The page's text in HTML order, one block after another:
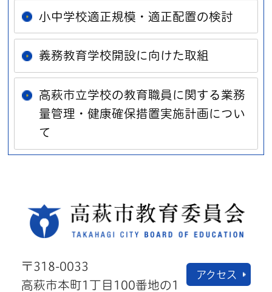
小中学校適正規模・適正配置の検討
義務教育学校開設に向けた取組
高萩市立学校の教育職員に関する業務
量管理・健康確保措置実施計画につい
て
〒318-0033
高萩市本町1丁目100番地の1
アクセス